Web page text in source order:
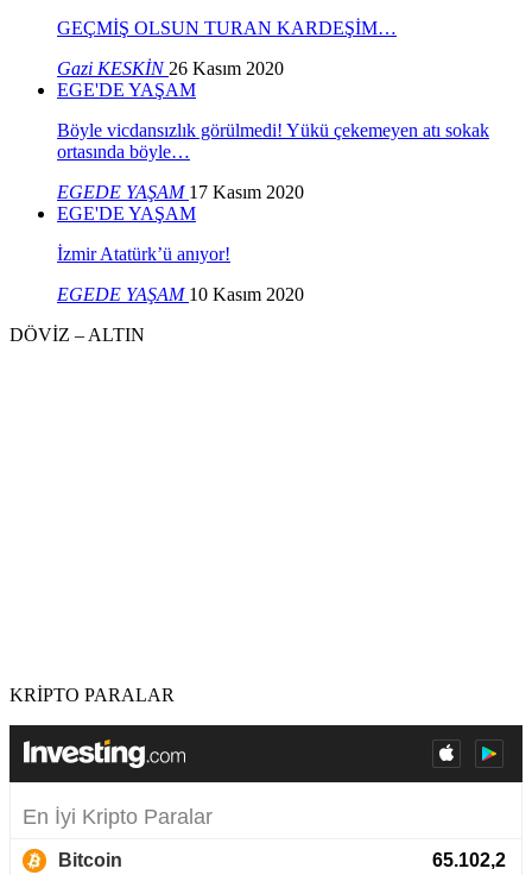
GEÇMİŞ OLSUN TURAN KARDEŞİM…
Gazi KESKİN 26 Kasım 2020
EGE'DE YAŞAM
Böyle vicdansızlık görülmedi! Yükü çekemeyen atı sokak
ortasında böyle…
EGEDE YAŞAM 17 Kasım 2020
EGE'DE YAŞAM
İzmir Atatürk’ü anıyor!
EGEDE YAŞAM 10 Kasım 2020
DÖVİZ – ALTIN
KRİPTO PARALAR